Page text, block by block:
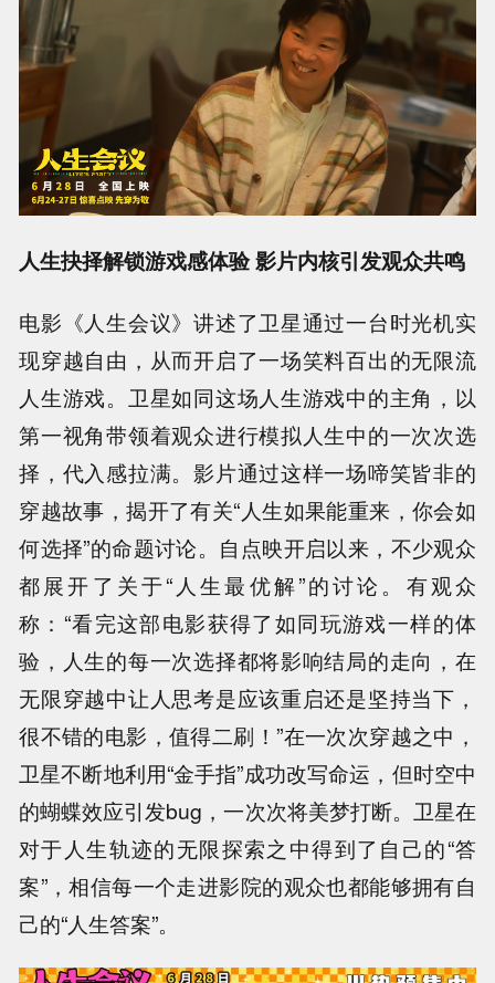
人生抉择解锁游戏感体验 影片内核引发观众共鸣
电影《人生会议》讲述了卫星通过一台时光机实
现穿越自由，从而开启了一场笑料百出的无限流
人生游戏。卫星如同这场人生游戏中的主角，以
第一视角带领着观众进行模拟人生中的一次次选
择，代入感拉满。影片通过这样一场啼笑皆非的
穿越故事，揭开了有关“人生如果能重来，你会如
何选择”的命题讨论。自点映开启以来，不少观众
都展开了关于“人生最优解”的讨论。有观众
称：“看完这部电影获得了如同玩游戏一样的体
验，人生的每一次选择都将影响结局的走向，在
无限穿越中让人思考是应该重启还是坚持当下，
很不错的电影，值得二刷！”在一次次穿越之中，
卫星不断地利用“金手指”成功改写命运，但时空中
的蝴蝶效应引发bug，一次次将美梦打断。卫星在
对于人生轨迹的无限探索之中得到了自己的“答
案”，相信每一个走进影院的观众也都能够拥有自
己的“人生答案”。